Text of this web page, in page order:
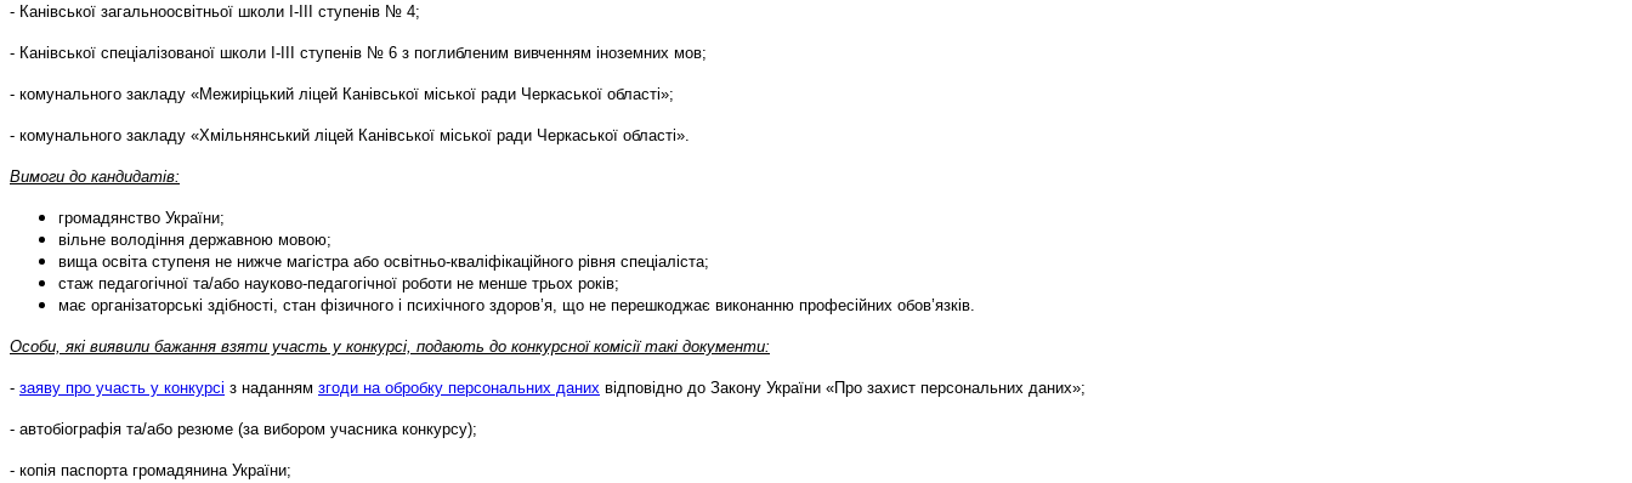
- Канівської загальноосвітньої школи І-ІІІ ступенів № 4;
- Канівської спеціалізованої школи І-ІІІ ступенів № 6 з поглибленим вивченням іноземних мов;
- комунального закладу «Межиріцький ліцей Канівської міської ради Черкаської області»;
- комунального закладу «Хмільнянський ліцей Канівської міської ради Черкаської області».
Вимоги до кандидатів:
громадянство України;
вільне володіння державною мовою;
вища освіта ступеня не нижче магістра або освітньо-кваліфікаційного рівня спеціаліста;
стаж педагогічної та/або науково-педагогічної роботи не менше трьох років;
має організаторські здібності, стан фізичного і психічного здоров’я, що не перешкоджає виконанню професійних обов’язків.
Особи, які виявили бажання взяти участь у конкурсі, подають до конкурсної комісії такі документи:
- заяву про участь у конкурсі з наданням згоди на обробку персональних даних відповідно до Закону України «Про захист персональних даних»;
- автобіографія та/або резюме (за вибором учасника конкурсу);
- копія паспорта громадянина України;